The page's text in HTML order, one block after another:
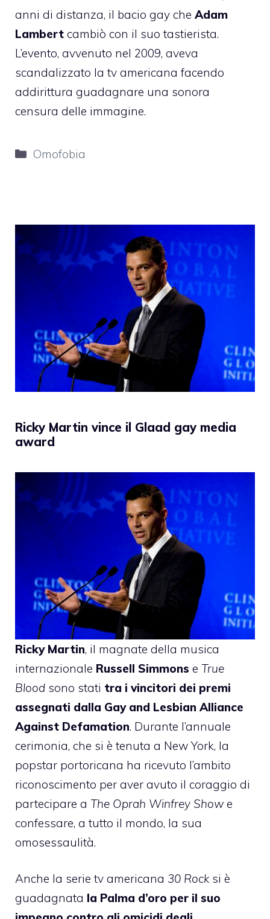
anni di distanza, il bacio gay che Adam
Lambert cambiò con il suo tastierista.
L’evento, avvenuto nel 2009, aveva
scandalizzato la tv americana facendo
addirittura guadagnare una sonora
censura delle immagine.
Categorie
Omofobia
Ricky Martin vince il Glaad gay media
award
Ricky Martin, il magnate della musica
internazionale Russell Simmons e True
Blood sono stati tra i vincitori dei premi
assegnati dalla Gay and Lesbian Alliance
Against Defamation. Durante l’annuale
cerimonia, che si è tenuta a New York, la
popstar portoricana ha ricevuto l’ambito
riconoscimento per aver avuto il coraggio di
partecipare a The Oprah Winfrey Show e
confessare, a tutto il mondo, la sua
omosessaulità.
Anche la serie tv americana 30 Rock si è
guadagnata la Palma d’oro per il suo